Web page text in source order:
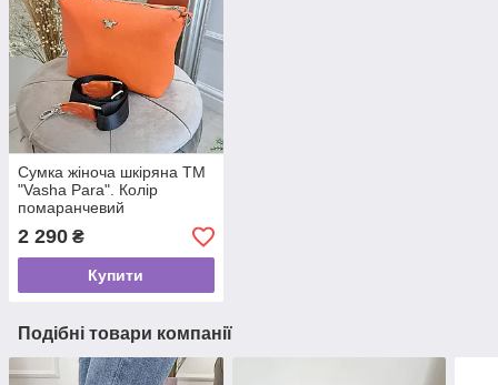
Сумка жіноча шкіряна ТМ
"Vasha Para". Колір
помаранчевий
2 290 ₴
Купити
Подібні товари компанії